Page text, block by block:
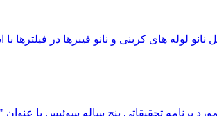
نانو لوله های کربنی و نانو فیبرها در